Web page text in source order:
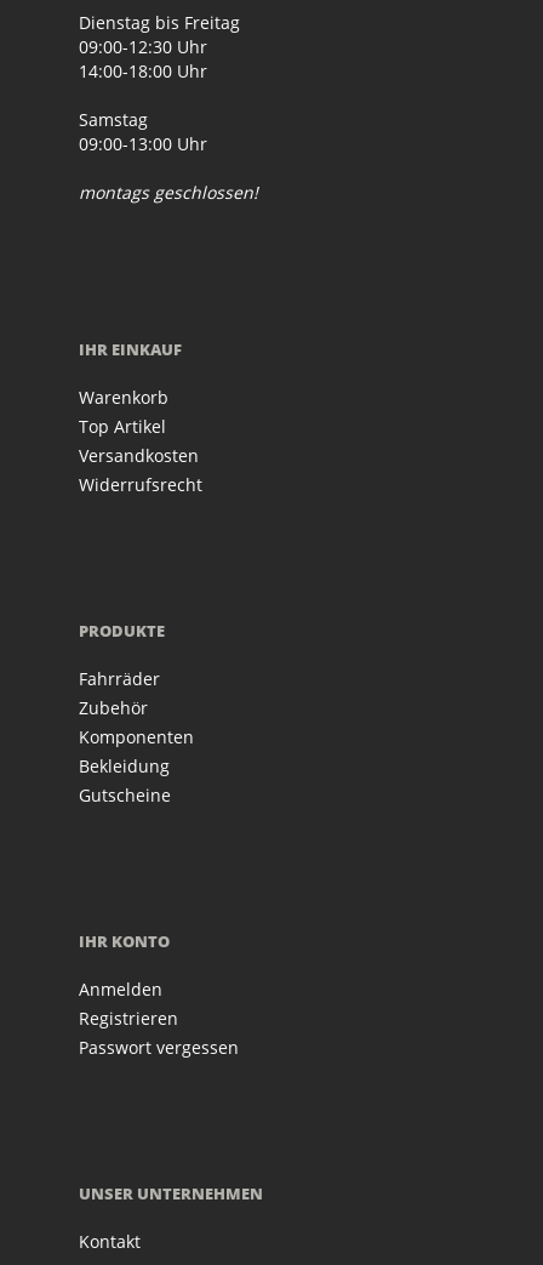
Dienstag bis Freitag
09:00-12:30 Uhr
14:00-18:00 Uhr
Samstag
09:00-13:00 Uhr
montags geschlossen!
IHR EINKAUF
Warenkorb
Top Artikel
Versandkosten
Widerrufsrecht
PRODUKTE
Fahrräder
Zubehör
Komponenten
Bekleidung
Gutscheine
IHR KONTO
Anmelden
Registrieren
Passwort vergessen
UNSER UNTERNEHMEN
Kontakt